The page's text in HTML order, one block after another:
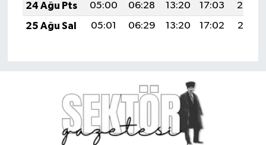
24 Ağu Pts
05:00 06:28 13:20 17:03
20:03
25 Ağu Sal
05:01 06:29 13:20 17:02 20:01